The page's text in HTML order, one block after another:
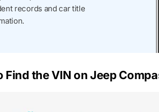
records and car title
Find the VIN on Jeep